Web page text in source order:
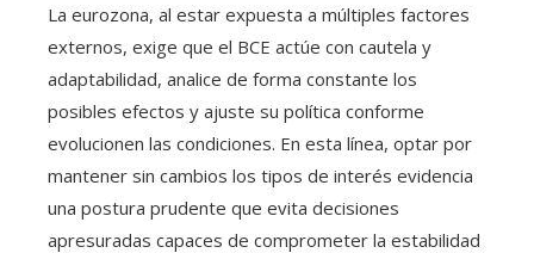
La eurozona, al estar expuesta a múltiples factores
externos, exige que el BCE actúe con cautela y
adaptabilidad, analice de forma constante los
posibles efectos y ajuste su política conforme
evolucionen las condiciones. En esta línea, optar por
mantener sin cambios los tipos de interés evidencia
una postura prudente que evita decisiones
apresuradas capaces de comprometer la estabilidad